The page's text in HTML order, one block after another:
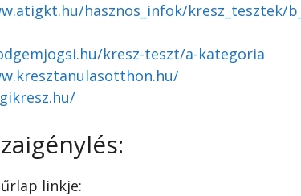
hasznos_infok/kresz_tesztek/
kresz-teszt/a-kategoria
linkje: